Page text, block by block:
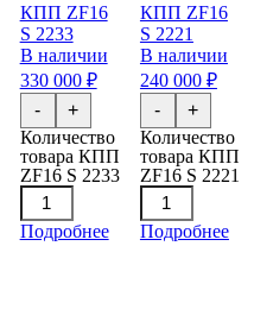
КПП ZF16
S 2233
В наличии
330 000 ₽
-
Количество
товара КПП
ZF16 S 2233
+
Подробнее
КПП ZF16
S 2221
В наличии
240 000 ₽
-
Количество
товара КПП
ZF16 S 2221
+
Подробнее